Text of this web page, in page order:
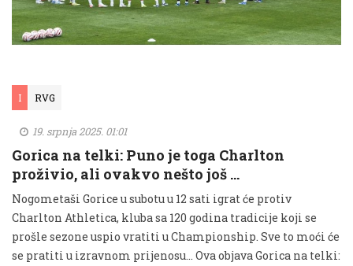
I RVG
19. srpnja 2025. 01:01
Gorica na telki: Puno je toga Charlton
proživio, ali ovakvo nešto još …
Nogometaši Gorice u subotu u 12 sati igrat će protiv
Charlton Athletica, kluba sa 120 godina tradicije koji se
prošle sezone uspio vratiti u Championship. Sve to moći će
se pratiti u izravnom prijenosu... Ova objava Gorica na telki: